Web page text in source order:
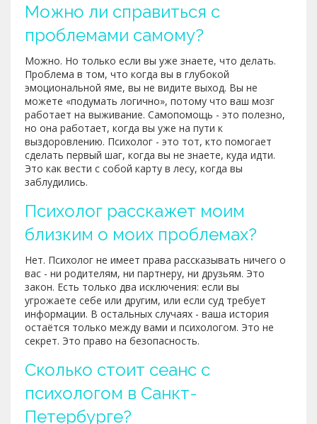
Можно ли справиться с
проблемами самому?
Можно. Но только если вы уже знаете, что делать.
Проблема в том, что когда вы в глубокой
эмоциональной яме, вы не видите выход. Вы не
можете «подумать логично», потому что ваш мозг
работает на выживание. Самопомощь - это полезно,
но она работает, когда вы уже на пути к
выздоровлению. Психолог - это тот, кто помогает
сделать первый шаг, когда вы не знаете, куда идти.
Это как вести с собой карту в лесу, когда вы
заблудились.
Психолог расскажет моим
близким о моих проблемах?
Нет. Психолог не имеет права рассказывать ничего о
вас - ни родителям, ни партнеру, ни друзьям. Это
закон. Есть только два исключения: если вы
угрожаете себе или другим, или если суд требует
информации. В остальных случаях - ваша история
остаётся только между вами и психологом. Это не
секрет. Это право на безопасность.
Сколько стоит сеанс с
психологом в Санкт-
Петербурге?